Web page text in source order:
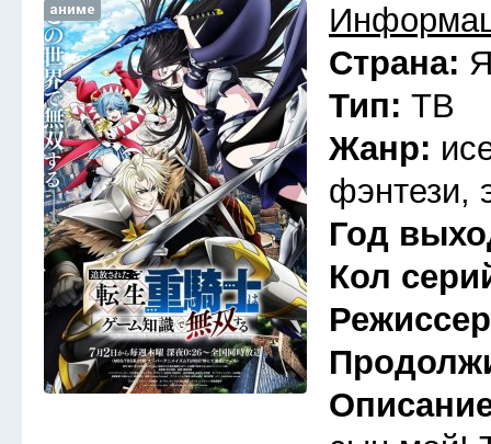
аниме
Страна:
Тип: ТВ
Жанр:
фэнтези,
Год
Кол